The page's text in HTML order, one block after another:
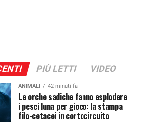
PIÙ LETTI VIDEO
ANIMALI 42 minuti fa
Le orche sadiche fanno esplodere
i pesci luna per gioco: la stampa
filo-cetacei in cortocircuito